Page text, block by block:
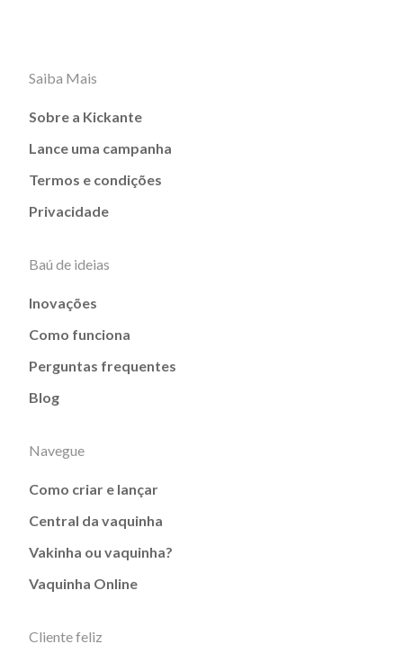
Saiba Mais
Sobre a Kickante
Lance uma campanha
Termos e condições
Privacidade
Baú de ideias
Inovações
Como funciona
Perguntas frequentes
Blog
Navegue
Como criar e lançar
Central da vaquinha
Vakinha ou vaquinha?
Vaquinha Online
Cliente feliz